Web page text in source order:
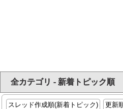
全カテゴリ - 新着トピック順
スレッド作成順(新着トピック)
更新